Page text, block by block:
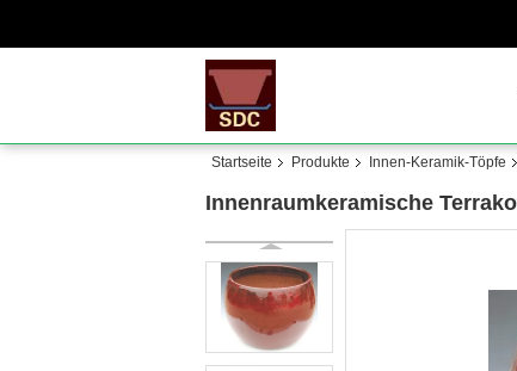
Startseite Produkte Innen-Keramik-Töpfe
Innenraumkeramische